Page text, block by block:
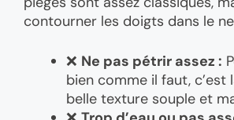
contourner les doigts dans le
❌ Ne pas pétrir assez :
bien comme il faut, c’est
belle texture souple et